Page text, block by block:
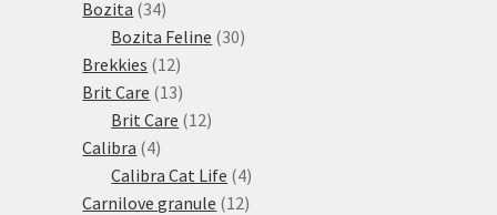
Bozita 3434
produktů
Bozita Feline 3030
Brekkies 1212
produktů
Brit Care 1313
produktů
Brit Care 1212
Calibra 44
produkty
Calibra Cat Life 44
produkty
Carnilove granule 1212